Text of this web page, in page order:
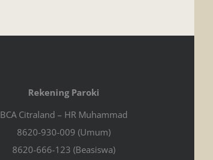
Rekening Paroki
BCA Citraland – HR Muhammad
8620-930-009 (Umum)
8620-666-123 (Beasiswa)